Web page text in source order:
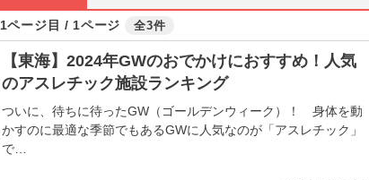
1ページ目 / 1ページ 全3件
【東海】2024年GWのおでかけにおすすめ！人気
のアスレチック施設ランキング
ついに、待ちに待ったGW（ゴールデンウィーク）！ 身体を動
かすのに最適な季節でもあるGWに人気なのが「アスレチック」
で…